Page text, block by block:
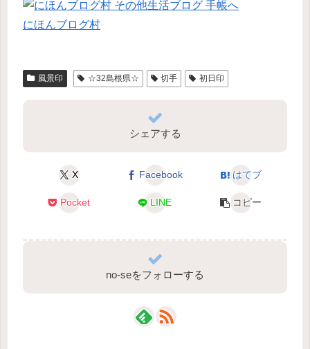
にほんブログ村
風景印 ☆32島根県☆ 切手 初日印
シェアする
X Facebook はてブ
Pocket LINE コピー
no-seをフォローする